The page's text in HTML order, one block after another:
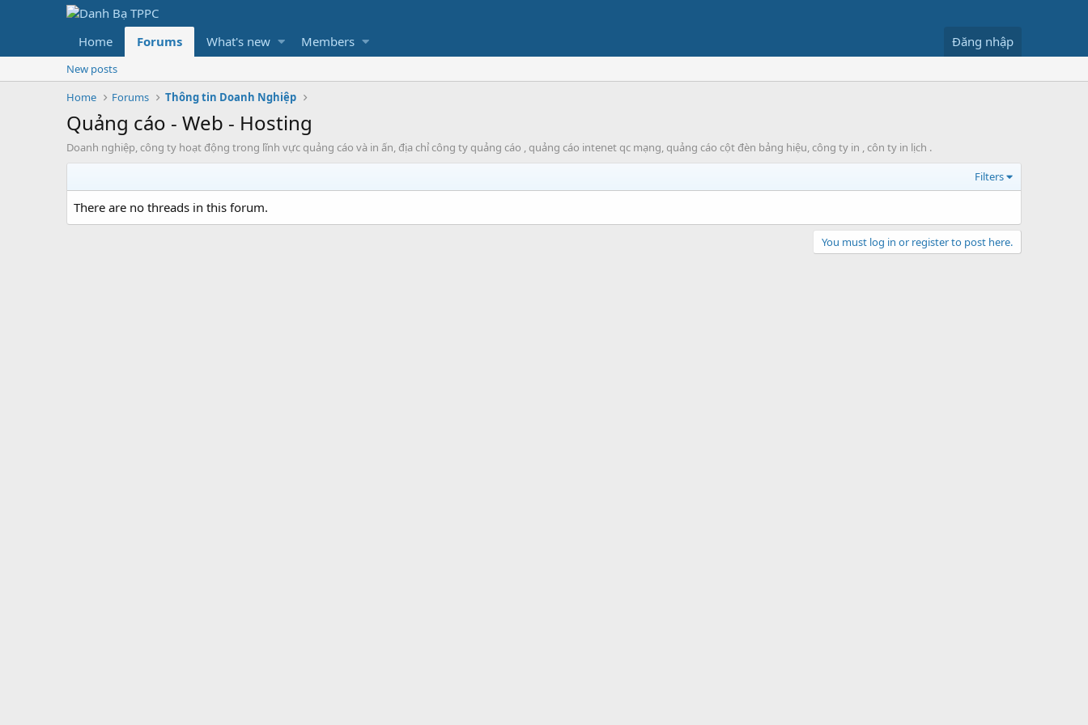
Home Forums What's new Members Đăng nhập
New posts
Home
Forums Thông tin Doanh Nghiệp
Quảng cáo - Web - Hosting
Doanh nghiệp, công ty hoạt động trong lĩnh vực quảng cáo và in ấn, địa chỉ công ty quảng cáo , quảng cáo intenet qc mạng, quảng cáo cột đèn bảng hiệu, công ty in , côn ty in lịch .
Filters
There are no threads in this forum.
You must log in or register to post here.